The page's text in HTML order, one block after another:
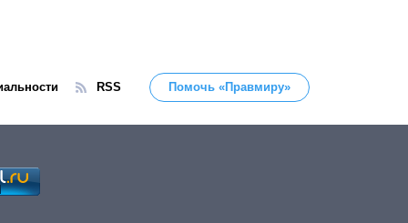
RSS Помочь «Правмиру»